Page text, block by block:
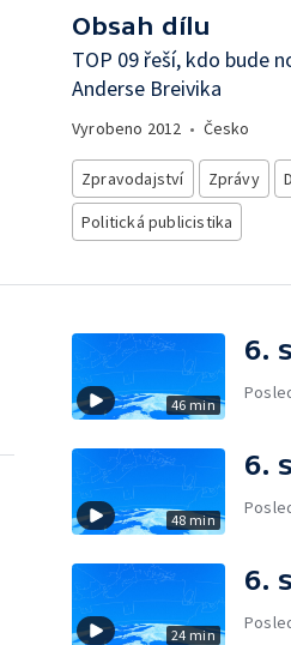
Obsah dílu
TOP 09 řeší, kdo bude
Anderse Breivika
Vyrobeno 2012 • Česko
Zpravodajství Zprávy
Politická publicistika
46 min
6.
48 min
6.
24 min
6.